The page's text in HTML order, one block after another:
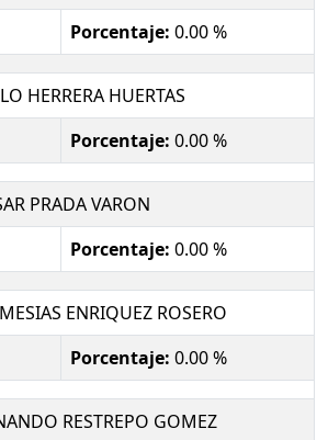
Porcentaje: 0.00 %
HERRERA HUERTAS
Porcentaje: 0.00 %
PRADA VARON
Porcentaje: 0.00 %
ENRIQUEZ ROSERO
Porcentaje: 0.00 %
RESTREPO GOMEZ